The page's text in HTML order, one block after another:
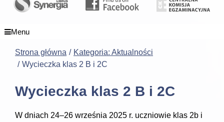
Menu
Strona główna
Kategoria: Aktualności
Wycieczka klas 2 B i 2C
Wycieczka klas 2 B i 2C
W dniach 24–26 września 2025 r. uczniowie klas 2b i